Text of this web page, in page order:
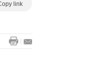
link